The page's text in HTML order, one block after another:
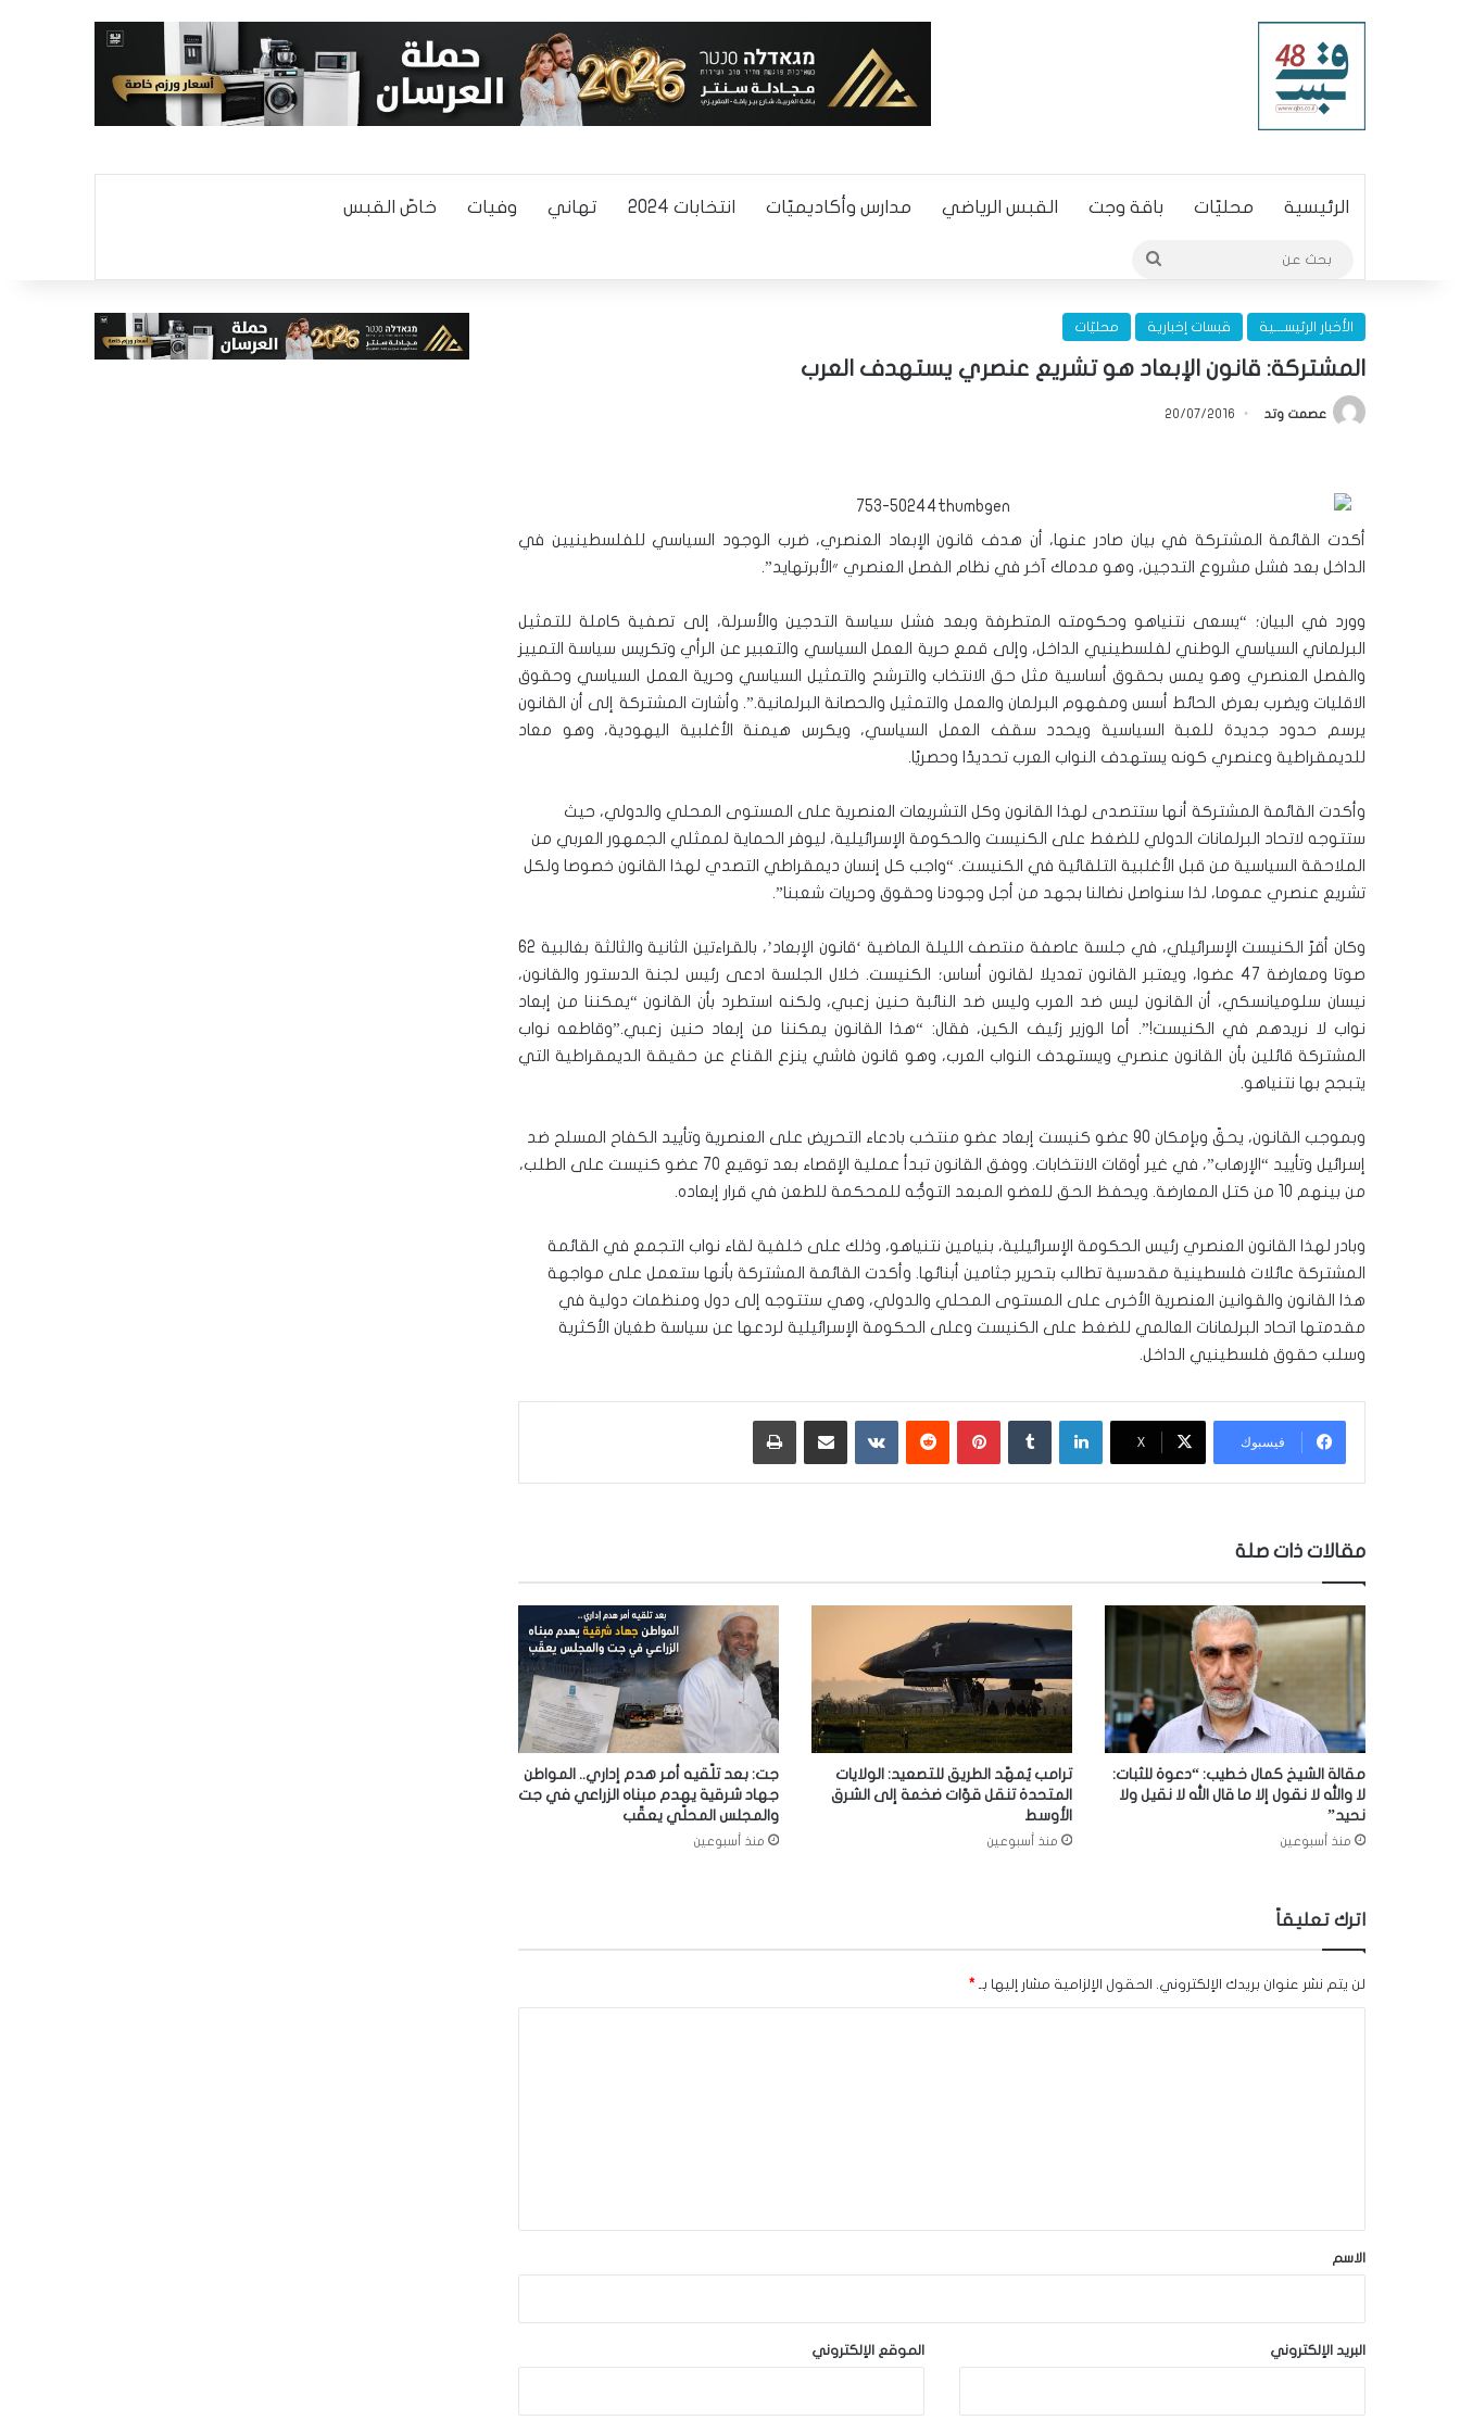
الرئيسية محليّات باقة وجت القبس الرياضي مدارس وأكاديميّات انتخابات 2024 تهاني وفيات خاصّ القبس
الأخبار الرئيســـية قبسات إخبارية محليّات
المشتركة: قانون الإبعاد هو تشريع عنصري يستهدف العرب
عصمت وتد 20/07/2016
أكدت القائمة المشتركة في بيان صادر عنها، أن هدف قانون الإبعاد العنصري، ضرب الوجود السياسي للفلسطينيين في
الداخل بعد فشل مشروع التدجين، وهو مدماك آخر في نظام الفصل العنصري ״الأبرتهايد”.
وورد في البيان؛ “يسعى نتنياهو وحكومته المتطرفة وبعد فشل سياسة التدجين والأسرلة، إلى تصفية كاملة للتمثيل
البرلماني السياسي الوطني لفلسطينيي الداخل، وإلى قمع حرية العمل السياسي والتعبير عن الرأي وتكريس سياسة التمييز
والفصل العنصري وهو يمس بحقوق أساسية مثل حق الانتخاب والترشح والتمثيل السياسي وحرية العمل السياسي وحقوق
الاقليات ويضرب بعرض الحائط أسس ومفهوم البرلمان والعمل والتمثيل والحصانة البرلمانية.”. وأشارت المشتركة إلى أن القانون
يرسم حدود جديدة للعبة السياسية ويحدد سقف العمل السياسي، ويكرس هيمنة الأغلبية اليهودية، وهو معاد
للديمقراطية وعنصري كونه يستهدف النواب العرب تحديدًا وحصريًا.
وأكدت القائمة المشتركة أنها ستتصدى لهذا القانون وكل التشريعات العنصرية على المستوى المحلي والدولي، حيث
ستتوجه لاتحاد البرلمانات الدولي للضغط على الكنيست والحكومة الإسرائيلية، ليوفر الحماية لممثلي الجمهور العربي من
الملاحقة السياسية من قبل الأغلبية التلقائية في الكنيست. “واجب كل إنسان ديمقراطي التصدي لهذا القانون خصوصا ولكل
تشريع عنصري عموما، لذا سنواصل نضالنا بجهد من أجل وجودنا وحقوق وحريات شعبنا”.
وكان أقرّ الكنيست الإسرائيلي، في جلسة عاصفة منتصف الليلة الماضية ‘قانون الإبعاد’، بالقراءتين الثانية والثالثة بغالبية 62
صوتا ومعارضة 47 عضوا، ويعتبر القانون تعديلا لقانون أساس؛ الكنيست. خلال الجلسة ادعى رئيس لجنة الدستور والقانون،
نيسان سلوميانسكي، أن القانون ليس ضد العرب وليس ضد النائبة حنين زعبي، ولكنه استطرد بأن القانون “يمكننا من إبعاد
نواب لا نريدهم في الكنيست!”. أما الوزير زئيف الكين، فقال: “هذا القانون يمكننا من إبعاد حنين زعبي.”وقاطعه نواب
المشتركة قائلين بأن القانون عنصري ويستهدف النواب العرب، وهو قانون فاشي ينزع القناع عن حقيقة الديمقراطية التي
يتبجح بها نتنياهو.
وبموجب القانون، يحقّ وبإمكان 90 عضو كنيست إبعاد عضو منتخب بادعاء التحريض على العنصرية وتأييد الكفاح المسلح ضد
إسرائيل وتأييد “الإرهاب”، في غير أوقات الانتخابات. ووفق القانون تبدأ عملية الإقصاء بعد توقيع 70 عضو كنيست على الطلب،
من بينهم 10 من كتل المعارضة. ويحفظ الحق للعضو المبعد التوجُّه للمحكمة للطعن في قرار إبعاده.
وبادر لهذا القانون العنصري رئيس الحكومة الإسرائيلية، بنيامين نتنياهو، وذلك على خلفية لقاء نواب التجمع في القائمة
المشتركة عائلات فلسطينية مقدسية تطالب بتحرير جثامين أبنائها. وأكدت القائمة المشتركة بأنها ستعمل على مواجهة
هذا القانون والقوانين العنصرية الأخرى على المستوى المحلي والدولي، وهي ستتوجه إلى دول ومنظمات دولية في
مقدمتها اتحاد البرلمانات العالمي للضغط على الكنيست وعلى الحكومة الإسرائيلية لردعها عن سياسة طغيان الأكثرية
وسلب حقوق فلسطينيي الداخل.
فيسبوك ‫X
لينكدإن بينتيريست ‏VKontakte
مقالات ذات صلة
مقالة الشيخ كمال خطيب: “دعوة للثبات:
لا والله لا نقول إلا ما قال الله لا نقيل ولا
نحيد”
منذ أسبوعين
ترامب يُمهّد الطريق للتصعيد: الولايات
المتحدة تنقل قوّات ضخمة إلى الشرق
الأوسط
منذ أسبوعين
جت: بعد تلّقيه أمر هدم إداري.. المواطن
جهاد شرقية يهدم مبناه الزراعي في جت
والمجلس المحلّي يعقّب
منذ أسبوعين
اترك تعليقاً
لن يتم نشر عنوان بريدك الإلكتروني. الحقول الإلزامية مشار إليها بـ *
*
الاسم
البريد الإلكتروني الموقع الإلكتروني